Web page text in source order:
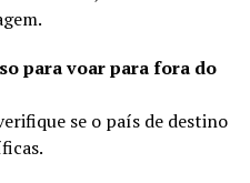
para voar para fora do
se o país de destino